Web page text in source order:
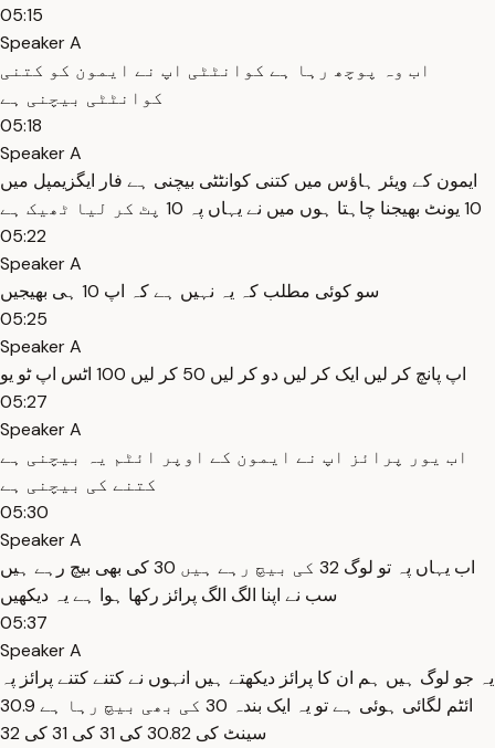
05:15
Speaker A
اب وہ پوچھ رہا ہے کوانٹٹی اپ نے ایمون کو کتنی
کوانٹٹی بیچنی ہے
05:18
Speaker A
ایمون کے ویئر ہاؤس میں کتنی کوانٹٹی بیچنی ہے فار ایگزیمپل میں
10 یونٹ بھیجنا چاہتا ہوں میں نے یہاں پہ 10 پٹ کر لیا ٹھیک ہے
05:22
Speaker A
سو کوئی مطلب کہ یہ نہیں ہے کہ اپ 10 ہی بھیجیں
05:25
Speaker A
اپ پانچ کر لیں ایک کر لیں دو کر لیں 50 کر لیں 100 اٹس اپ ٹو یو
05:27
Speaker A
اب یور پرائز اپ نے ایمون کے اوپر ائٹم یہ بیچنی ہے
کتنے کی بیچنی ہے
05:30
Speaker A
اب یہاں پہ تو لوگ 32 کی بیچ رہے ہیں 30 کی بھی بیچ رہے ہیں
سب نے اپنا الگ الگ پرائز رکھا ہوا ہے یہ دیکھیں
05:37
Speaker A
یہ جو لوگ ہیں ہم ان کا پرائز دیکھتے ہیں انہوں نے کتنے کتنے پرائز پہ
ائٹم لگائی ہوئی ہے تو یہ ایک بندہ 30 کی بھی بیچ رہا ہے 30.9
سینٹ کی 30.82 کی 31 کی 31 کی 32